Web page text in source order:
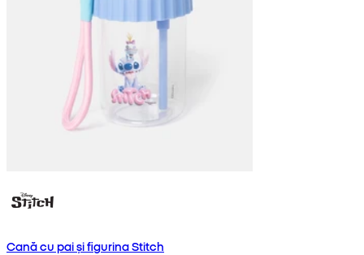
Cană cu pai și figurina Stitch